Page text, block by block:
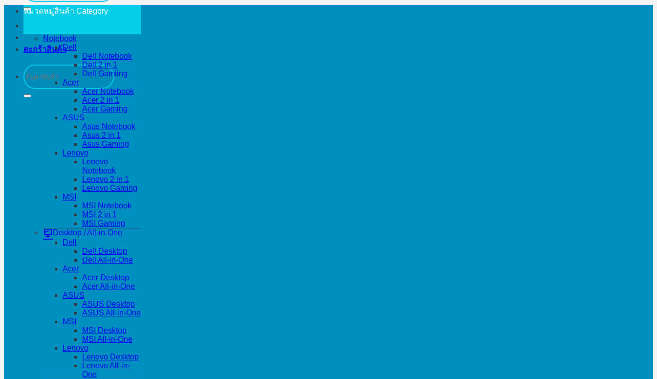
ตะกร้าสินค้า
ค้นหา:
หมวดหมู่สินค้า Category
Notebook
Dell
Dell Notebook
Dell 2 in 1
Dell Gamiing
Acer
Acer Notebook
Acer 2 in 1
Acer Gaming
ASUS
Asus Notebook
Asus 2 in 1
Asus Gaming
Lenovo
Lenovo
Notebook
Lenovo 2 in 1
Lenovo Gaming
MSI
MSI Notebook
MSI 2 in 1
MSI Gaming
Desktop / All-in-One
Dell
Dell Desktop
Dell All-in-One
Acer
Acer Desktop
Acer All-in-One
ASUS
ASUS Desktop
ASUS All-in-One
MSI
MSI Desktop
MSI All-in-One
Lenovo
Lenovo Desktop
Lenovo All-in-
One